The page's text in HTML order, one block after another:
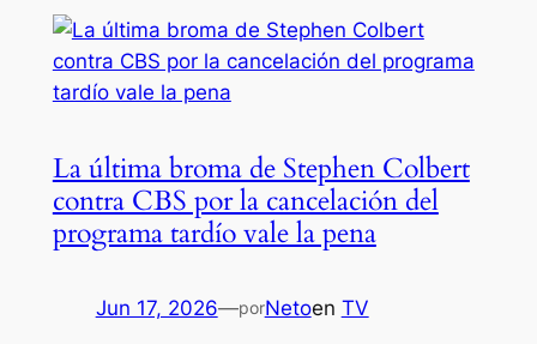
La última broma de Stephen Colbert
contra CBS por la cancelación del
programa tardío vale la pena
Jun 17, 2026—porNetoen TV